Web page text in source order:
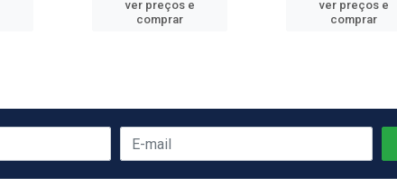
ver preços e
comprar
ver preços e
comprar